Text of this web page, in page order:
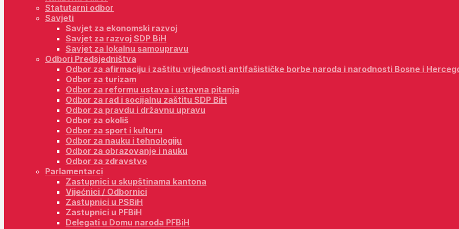
Statutarni odbor
Savjeti
Savjet za ekonomski razvoj
Savjet za razvoj SDP BiH
Savjet za lokalnu samoupravu
Odbori Predsjedništva
Odbor za afirmaciju i zaštitu vrijednosti antifašističke borbe naroda i narodnosti Bosne i
Odbor za turizam
Odbor za reformu ustava i ustavna pitanja
Odbor za rad i socijalnu zaštitu SDP BiH
Odbor za pravdu i državnu upravu
Odbor za okoliš
Odbor za sport i kulturu
Odbor za nauku i tehnologiju
Odbor za obrazovanje i nauku
Odbor za zdravstvo
Parlamentarci
Zastupnici u skupštinama kantona
Vijećnici / Odbornici
Zastupnici u PSBiH
Zastupnici u PFBiH
Delegati u Domu naroda PFBiH